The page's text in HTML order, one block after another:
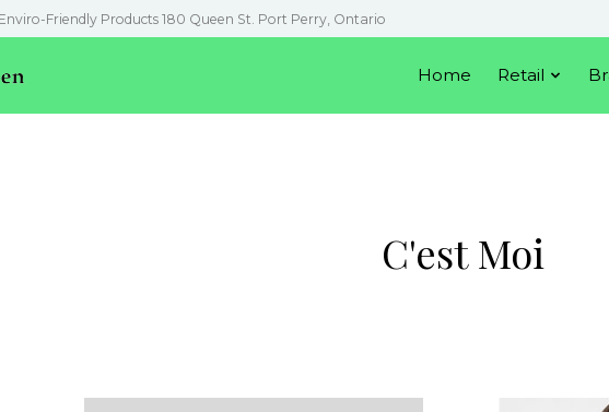
Friendly Products 180 Queen St. Port Perry, Ontario
Home Retail
C'est Moi